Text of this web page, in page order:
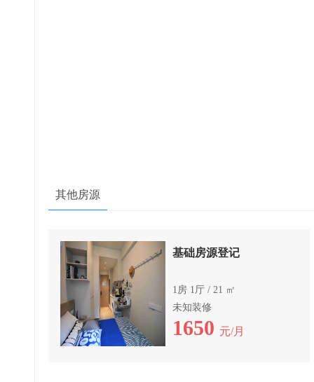
其他房源
基础房源登记
1房 1厅 / 21 ㎡
未知装修
1650 元/月